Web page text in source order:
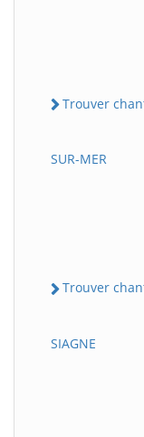
Trouver
SUR-MER
Trouver
SIAGNE